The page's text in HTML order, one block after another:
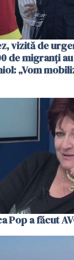
vizită de
de migranți
„Vom
Pop a făcut